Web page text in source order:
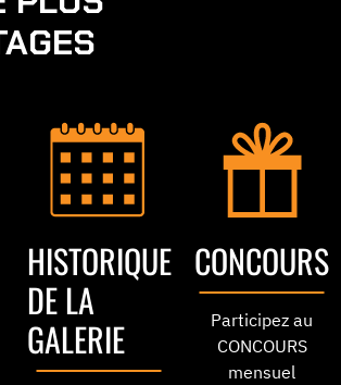
HISTORIQUE
DE LA
GALERIE
CONCOURS
Participez au
CONCOURS
mensuel